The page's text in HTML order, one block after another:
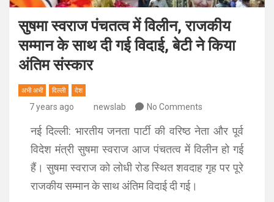
सुषमा स्वराज पंचतत्व में विलीन, राजकीय
सम्मान के साथ दी गई विदाई, बेटी ने किया
अंतिम संस्कार
अभी अभी दिल्ली देश
7 years ago newslab No Comments
नई दिल्ली: भारतीय जनता पार्टी की वरिष्ठ नेता और पूर्व
विदेश मंत्री सुषमा स्वराज आज पंचतत्व में विलीन हो गई
हैं। सुषमा स्वराज को लोधी रोड स्थित शवदाह गृह पर पूरे
राजकीय सम्मान के साथ अंतिम विदाई दी गई।